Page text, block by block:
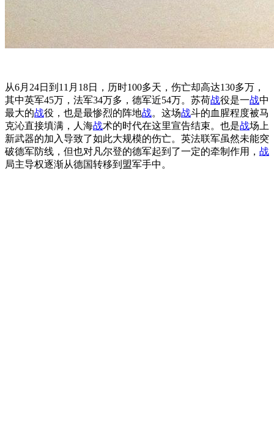
从6月24日到11月18日，历时100多天，伤亡却高达130多万，
其中英军45万，法军34万多，德军近54万。苏荷战役是一战中
最大的战役，也是最惨烈的阵地战。这场战斗的血腥程度被马
克沁直接填满，人海战术的时代在这里宣告结束。也是战场上
新武器的加入导致了如此大规模的伤亡。英法联军虽然未能突
破德军防线，但也对凡尔登的德军起到了一定的牵制作用， 战
局主导权逐渐从德国转移到盟军手中。